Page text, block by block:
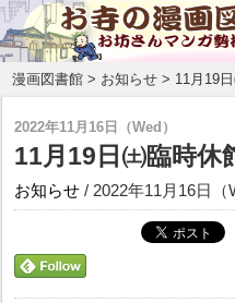
漫画図書館 > お知らせ > 11月19
2022年11月16日（Wed）
11月19日㈯臨時休
お知らせ / 2022年11月16日